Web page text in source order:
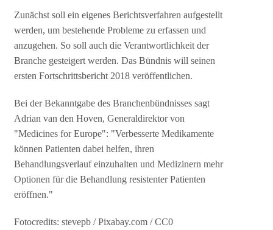
Zunächst soll ein eigenes Berichtsverfahren aufgestellt
werden, um bestehende Probleme zu erfassen und
anzugehen. So soll auch die Verantwortlichkeit der
Branche gesteigert werden. Das Bündnis will seinen
ersten Fortschrittsbericht 2018 veröffentlichen.
Bei der Bekanntgabe des Branchenbündnisses sagt
Adrian van den Hoven, Generaldirektor von
"Medicines for Europe": "Verbesserte Medikamente
können Patienten dabei helfen, ihren
Behandlungsverlauf einzuhalten und Medizinern mehr
Optionen für die Behandlung resistenter Patienten
eröffnen."
Fotocredits: stevepb / Pixabay.com / CC0